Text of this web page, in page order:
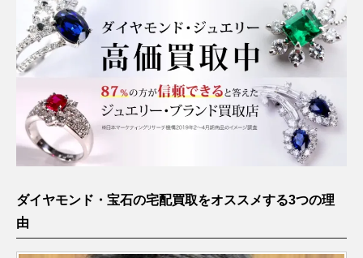
ダイヤモンド・宝石の宅配買取をオススメする3つの理
由